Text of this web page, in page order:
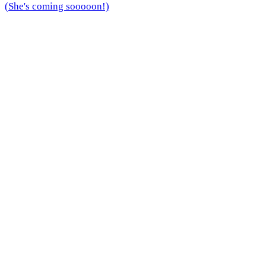
(She's coming sooooon!)